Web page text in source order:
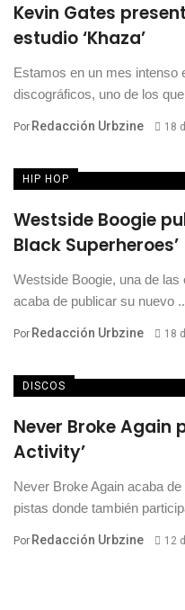
Kevin Gates
estudio ‘Khaza’
Estamos en un mes intenso
discográficos, uno de los
Por Redacción Urbzine 18
HIP HOP
Westside Boogie
Black Superheroes’
Westside Boogie, una de
acaba de publicar su nuevo
Por Redacción Urbzine 18
DISCOS
Never Broke Again
Activity’
Never Broke Again acaba
pistas donde también
Por Redacción Urbzine 12